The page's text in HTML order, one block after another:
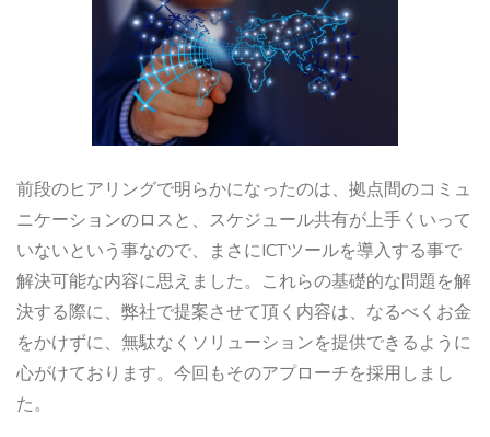
前段のヒアリングで明らかになったのは、拠点間のコミュ
ニケーションのロスと、スケジュール共有が上手くいって
いないという事なので、まさにICTツールを導入する事で
解決可能な内容に思えました。これらの基礎的な問題を解
決する際に、弊社で提案させて頂く内容は、なるべくお金
をかけずに、無駄なくソリューションを提供できるように
心がけております。今回もそのアプローチを採用しまし
た。